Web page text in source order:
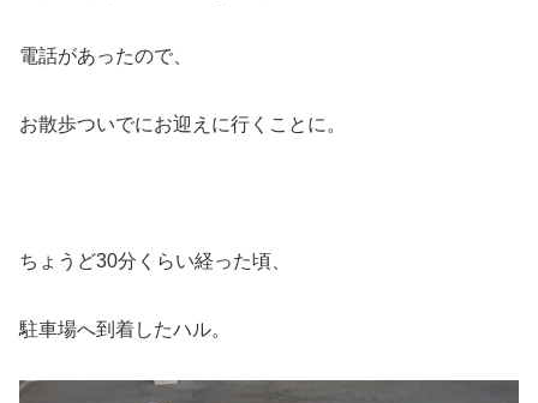
電話があったので、
お散歩ついでにお迎えに行くことに。
ちょうど30分くらい経った頃、
駐車場へ到着したハル。